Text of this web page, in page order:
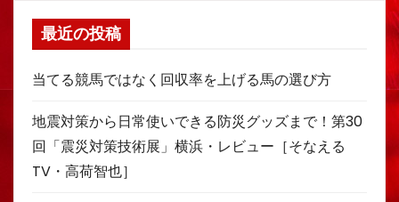
最近の投稿
当てる競馬ではなく回収率を上げる馬の選び方
地震対策から日常使いできる防災グッズまで！第30
回「震災対策技術展」横浜・レビュー［そなえる
TV・高荷智也］